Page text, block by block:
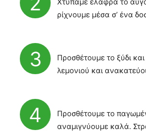
ρίχνουμε μέσα σ’ ένα
3
Προσθέτουμε το ξύδι
λεμονιού και
4
Προσθέτουμε το
αναμιγνύουμε καλά.